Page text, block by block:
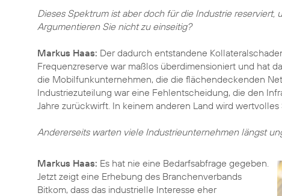
Dieses Spektrum ist aber doch für die Industrie
Argumentieren Sie nicht zu einseitig?
Markus Haas: Der dadurch entstandene
Frequenzreserve war maßlos überdimensioniert und hat
die Mobilfunkunternehmen, die die flächendeckenden
Industriezuteilung war eine Fehlentscheidung, die den
Jahre zurückwirft. In keinem anderen Land wird
Andererseits warten viele Industrieunternehmen längst
Markus Haas: Es hat nie eine Bedarfsabfrage gegeben.
Jetzt zeigt eine Erhebung des Branchenverbands
Bitkom, dass das industrielle Interesse eher